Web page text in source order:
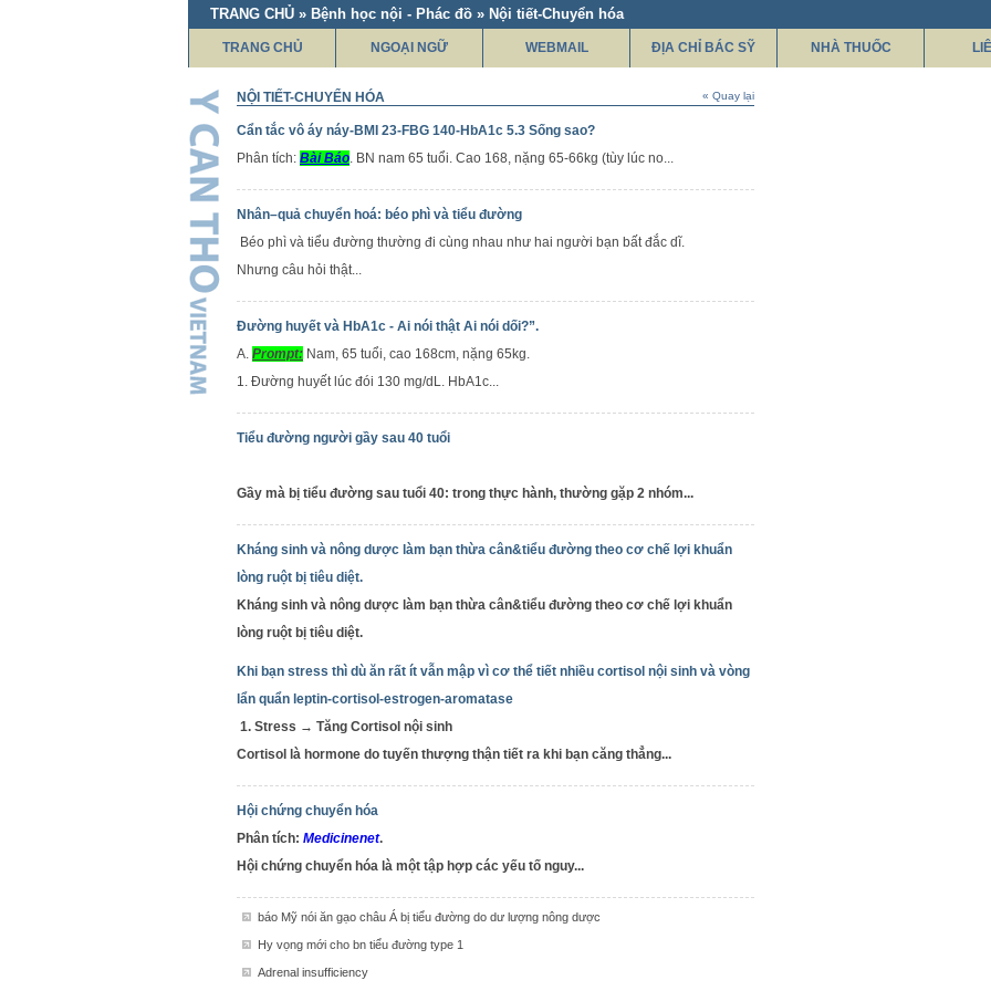
TRANG CHỦ » Bệnh học nội - Phác đồ » Nội tiết-Chuyển hóa
TRANG CHỦ NGOẠI NGỮ WEBMAIL ĐỊA CHỈ BÁC SỸ NHÀ THUỐC
NỘI TIẾT-CHUYỂN HÓA « Quay lại
Cẩn tắc vô áy náy-BMI 23-FBG 140-HbA1c 5.3 Sống sao?
Phân tích: Bài Báo. BN nam 65 tuổi. Cao 168, nặng 65-66kg (tùy lúc no...
Nhân–quả chuyển hoá: béo phì và tiểu đường
Béo phì và tiểu đường thường đi cùng nhau như hai người bạn bất đắc dĩ.
Nhưng câu hỏi thật...
Đường huyết và HbA1c - Ai nói thật Ai nói dối?”.
A. Prompt: Nam, 65 tuổi, cao 168cm, nặng 65kg.
1. Đường huyết lúc đói 130 mg/dL. HbA1c...
Tiểu đường người gầy sau 40 tuổi
Gầy mà bị tiểu đường sau tuổi 40: trong thực hành, thường gặp 2 nhóm...
Kháng sinh và nông dược làm bạn thừa cân&tiểu đường theo cơ chế lợi khuẩn
lòng ruột bị tiêu diệt.
Kháng sinh và nông dược làm bạn thừa cân&tiểu đường theo cơ chế lợi khuẩn
lòng ruột bị tiêu diệt.
Khi bạn stress thì dù ăn rất ít vẫn mập vì cơ thể tiết nhiều cortisol nội sinh và vòng
lẩn quẩn leptin-cortisol-estrogen-aromatase
1. Stress → Tăng Cortisol nội sinh
Cortisol là hormone do tuyến thượng thận tiết ra khi bạn căng thẳng...
Hội chứng chuyển hóa
Phân tích: Medicinenet.
Hội chứng chuyển hóa là một tập hợp các yếu tố nguy...
báo Mỹ nói ăn gạo châu Á bị tiểu đường do dư lượng nông dược
Hy vọng mới cho bn tiểu đường type 1
Adrenal insufficiency